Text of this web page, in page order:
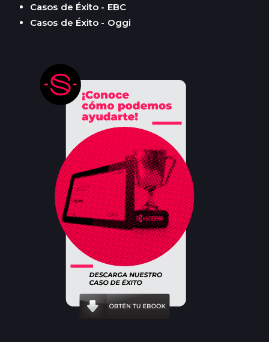
Casos de Éxito - EBC
Casos de Éxito - Oggi